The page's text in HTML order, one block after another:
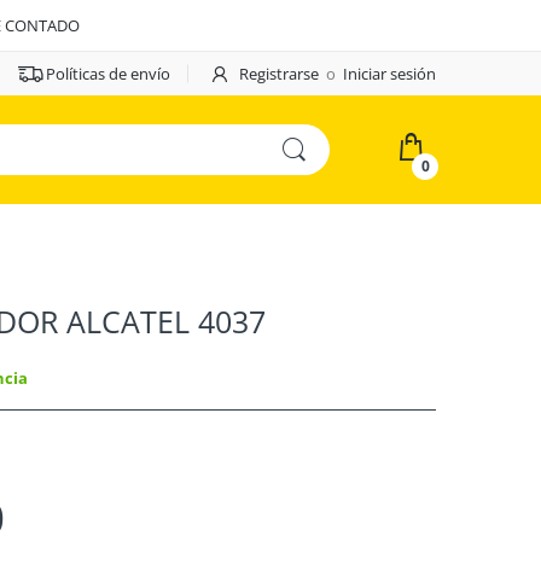
CONTADO
Políticas de envío Registrarse o Iniciar sesión
0
ALCATEL 4037